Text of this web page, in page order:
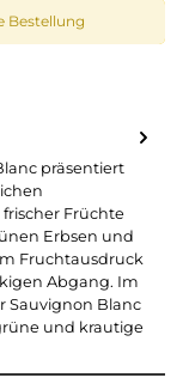
Bestellung
präsentiert
Früchte
Erbsen und
Fruchtausdruck
Abgang. Im
Sauvignon Blanc
und krautige